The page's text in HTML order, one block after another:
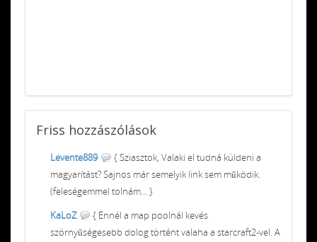
Friss hozzászólások
Levente889
{ Sziasztok, Valaki el tudná küldeni a
magyarítást? Sajnos már semelyik link sem működik.
(feleségemmel tolnám... }
KaLoZ
{ Ennél a map poolnál kevés
szörnyűségesebb dolog történt valaha a starcraft2-vel. A